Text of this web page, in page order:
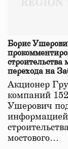
Борис
строительства
перехода на
железной дороге
Акционер
компаний
Ушерович
информацией
мостового…